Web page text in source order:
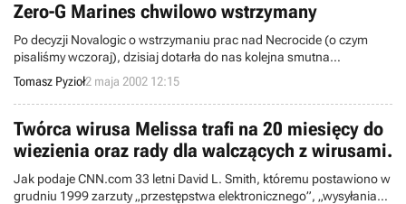
Zero-G Marines chwilowo wstrzymany
Po decyzji Novalogic o wstrzymaniu prac nad Necrocide (o czym
pisaliśmy wczoraj), dzisiaj dotarła do nas kolejna smutna
wiadomość. Kanadyjski zespół developerski Strategy First wstrzymał
prace nad kosmiczną strzelanką 3D Zero-G Marines.
Tomasz Pyzioł2 maja 2002 12:15
Twórca wirusa Melissa trafi na 20 miesięcy do
wiezienia oraz rady dla walczących z wirusami.
Jak podaje CNN.com 33 letni David L. Smith, któremu postawiono w
grudniu 1999 zarzuty „przestępstwa elektronicznego”, „wysyłania